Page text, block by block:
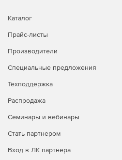
сервисов.
Управление всеми аспектами
Автоматизация политики
среды.
Каталог
Прайс-листы
Производители
Специальные предложения
Техподдержка
Распродажа
Семинары и вебинары
Стать партнером
Вход в ЛК партнера